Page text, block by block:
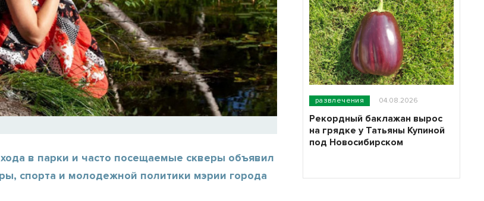
в парки и часто посещаемые скверы объявил
спорта и молодежной политики мэрии города
развлечения 04.08.2026
Рекордный баклажан вырос
на грядке у Татьяны Купиной
под Новосибирском